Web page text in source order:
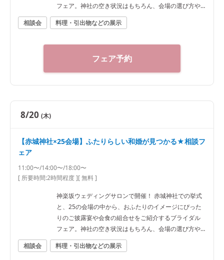
フェア。神社の空き状況はもちろん、会場の選び方や
予算など、ご希望に合わせた“和”の結婚式をご提案いた
します。神社結婚式のプロに何でもご相談下さい！ ◆
0～20：00（火曜定休） 【アクセス】 JR線「飯田橋
駅」西口徒歩3分／東京メトロ東西線・有楽町線・南北
相談会 料理・引出物などの展示
フェア予約
8/20 (木)
【赤城神社×25会場】ふたりらしい和婚が見つかる★相談フ
ェア
11:00〜/14:00〜/18:00〜
[ 所要時間:2時間程度][ 無料 ]
神楽坂ウェディングサロンで開催！ 赤城神社での挙式
と、25の会場の中から、おふたりのイメージにぴった
りのご披露宴や会食の組合せをご紹介するブライダル
フェア。神社の空き状況はもちろん、会場の選び方や
予算など、ご希望に合わせた“和”の結婚式をご提案いた
します。神社結婚式のプロに何でもご相談下さい！ ◆
相談会 料理・引出物などの展示